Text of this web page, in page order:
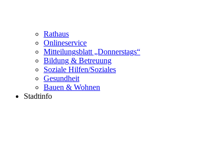
Rathaus
Onlineservice
Mitteilungsblatt „Donnerstags“
Bildung & Betreuung
Soziale Hilfen/Soziales
Gesundheit
Bauen & Wohnen
Stadtinfo